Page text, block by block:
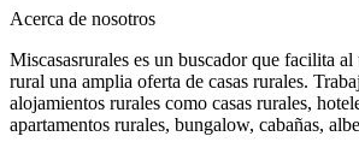
Acerca de nosotros
Miscasasrurales es un buscador que facilita
rural una amplia oferta de casas rurales.
alojamientos rurales como casas rurales,
apartamentos rurales, bungalow, cabañas,